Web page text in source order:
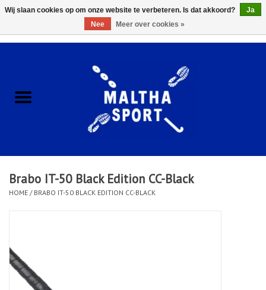
ACCESSOIRES/HARDWARE
KLEDING
CLUBSHOPS
Afspraak Loop Analyse
Brabo IT-50 Black Edition CC-Black
HOME / BRABO IT-50 BLACK EDITION CC-BLACK
Wij slaan cookies op om onze website te verbeteren. Is dat akkoord?
Ja
Nee
Meer over cookies »